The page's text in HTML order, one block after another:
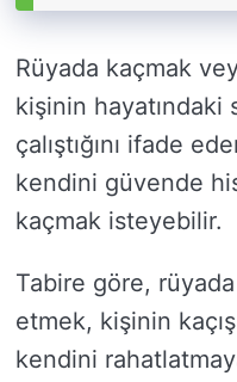
Rüyada kaçmak
kişinin hayatındaki
çalıştığını ifade
kendini güvende
kaçmak isteyebilir.
Tabire göre,
etmek, kişinin kaçış
kendini